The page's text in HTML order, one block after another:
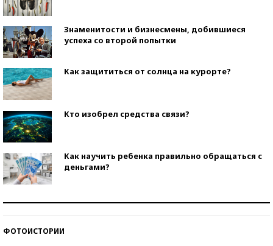
Знаменитости и бизнесмены, добившиеся
успеха со второй попытки
Как защититься от солнца на курорте?
Кто изобрел средства связи?
Как научить ребенка правильно обращаться с
деньгами?
ФОТОИСТОРИИ